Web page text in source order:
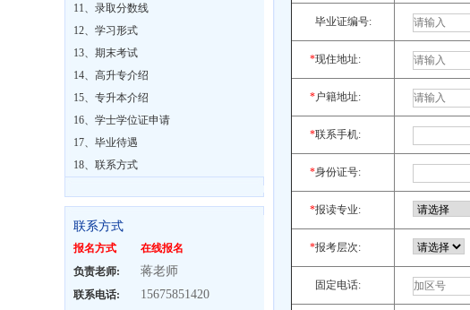
毕业证编号:
*现住地址:
*户籍地址:
*联系手机:
*身份证号:
*报读专业:
*报考层次:
固定电话:
11、录取分数线
12、学习形式
13、期末考试
14、高升专介绍
15、专升本介绍
16、学士学位证申请
17、毕业待遇
18、联系方式
联系方式
报名方式
在线报名
负责老师:
蒋老师
联系电话: 15675851420